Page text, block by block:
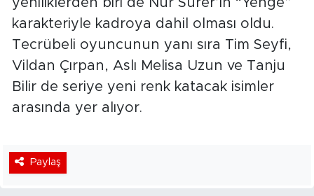
karakteriyle kadroya dahil olması oldu.
Tecrübeli oyuncunun yanı sıra Tim Seyfi,
Vildan Çırpan, Aslı Melisa Uzun ve Tanju
Bilir de seriye yeni renk katacak isimler
arasında yer alıyor.
Paylaş